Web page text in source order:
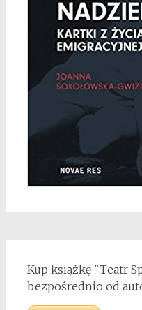
Kup książkę "Teatr
bezpośrednio od